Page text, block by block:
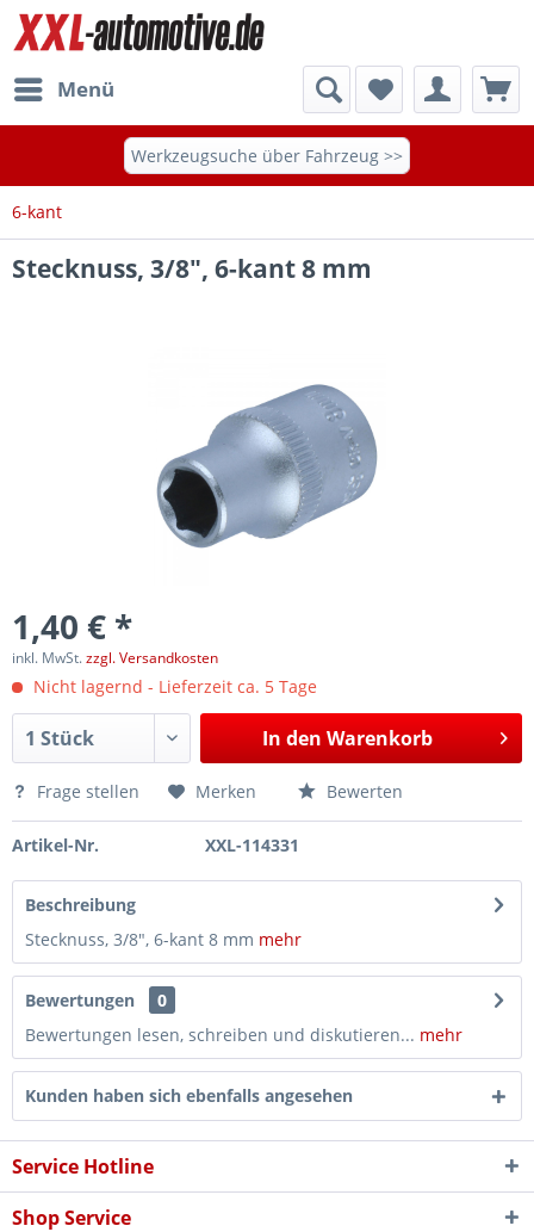
Menü
Werkzeugsuche über Fahrzeug >>
6-kant
Stecknuss, 3/8", 6-kant 8 mm
1,40 € *
inkl. MwSt.zzgl. Versandkosten
Nicht lagernd - Lieferzeit ca. 5 Tage
In den Warenkorb
Frage stellen Merken Bewerten
Artikel-Nr. XXL-114331
Beschreibung
Stecknuss, 3/8", 6-kant 8 mm mehr
Bewertungen
0
Bewertungen lesen, schreiben und diskutieren... mehr
Kunden haben sich ebenfalls angesehen
Service Hotline
Shop Service